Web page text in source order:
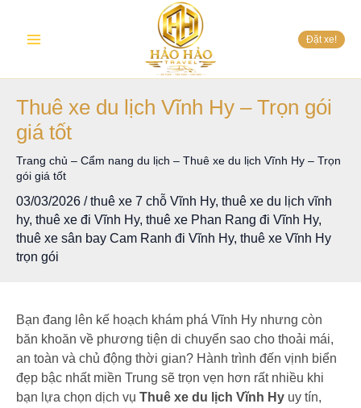
Đặt xe!
Thuê xe du lịch Vĩnh Hy – Trọn gói
giá tốt
Trang chủ – Cẩm nang du lịch – Thuê xe du lịch Vĩnh Hy – Trọn
gói giá tốt
03/03/2026 /thuê xe 7 chỗ Vĩnh Hy, thuê xe du lịch vĩnh
hy, thuê xe đi Vĩnh Hy, thuê xe Phan Rang đi Vĩnh Hy,
thuê xe sân bay Cam Ranh đi Vĩnh Hy, thuê xe Vĩnh Hy
trọn gói
Bạn đang lên kế hoạch khám phá Vĩnh Hy nhưng còn
băn khoăn về phương tiện di chuyển sao cho thoải mái,
an toàn và chủ động thời gian? Hành trình đến vịnh biển
đẹp bậc nhất miền Trung sẽ trọn vẹn hơn rất nhiều khi
bạn lựa chọn dịch vụ Thuê xe du lịch Vĩnh Hy uy tín,